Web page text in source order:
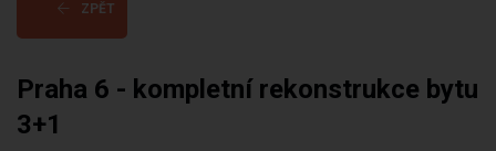
ZPĚT
Praha 6 - kompletní rekonstrukce bytu
3+1